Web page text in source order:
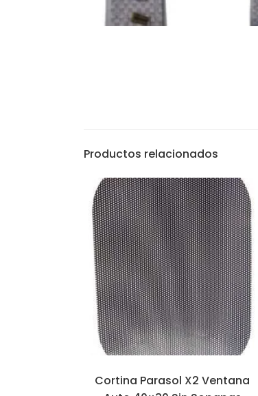
Productos relacionados
Cortina Parasol X2 Ventana